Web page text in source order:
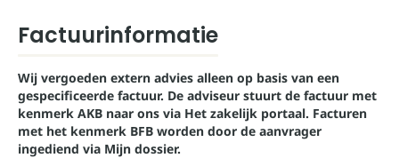
Factuurinformatie
Wij vergoeden extern advies alleen op basis van een
gespecificeerde factuur. De adviseur stuurt de factuur met
kenmerk AKB naar ons via Het zakelijk portaal. Facturen
met het kenmerk BFB worden door de aanvrager
ingediend via Mijn dossier.